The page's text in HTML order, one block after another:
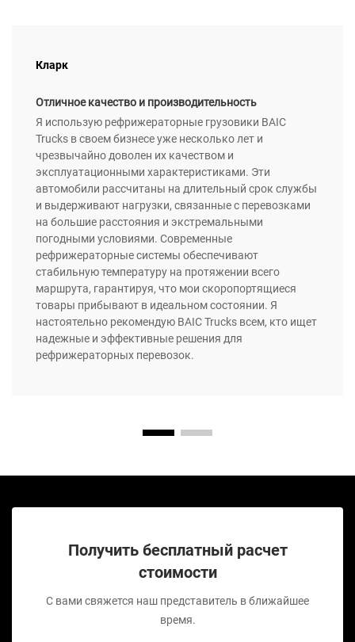
Кларк
Отличное качество и производительность
Я использую рефрижераторные грузовики BAIC
Trucks в своем бизнесе уже несколько лет и
чрезвычайно доволен их качеством и
эксплуатационными характеристиками. Эти
автомобили рассчитаны на длительный срок службы
и выдерживают нагрузки, связанные с перевозками
на большие расстояния и экстремальными
погодными условиями. Современные
рефрижераторные системы обеспечивают
стабильную температуру на протяжении всего
маршрута, гарантируя, что мои скоропортящиеся
товары прибывают в идеальном состоянии. Я
настоятельно рекомендую BAIC Trucks всем, кто ищет
надежные и эффективные решения для
рефрижераторных перевозок.
Получить бесплатный расчет
стоимости
С вами свяжется наш представитель в ближайшее
время.